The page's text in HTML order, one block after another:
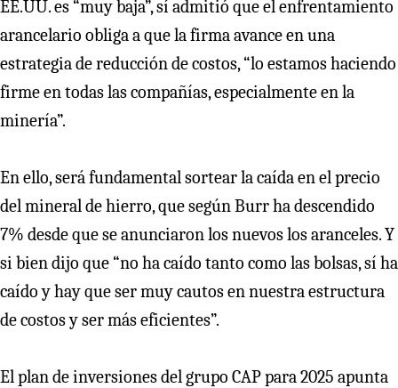
EE.UU. es “muy baja”, sí admitió que el enfrentamiento
arancelario obliga a que la firma avance en una
estrategia de reducción de costos, “lo estamos haciendo
firme en todas las compañías, especialmente en la
minería”.
En ello, será fundamental sortear la caída en el precio
del mineral de hierro, que según Burr ha descendido
7% desde que se anunciaron los nuevos los aranceles. Y
si bien dijo que “no ha caído tanto como las bolsas, sí ha
caído y hay que ser muy cautos en nuestra estructura
de costos y ser más eficientes”.
El plan de inversiones del grupo CAP para 2025 apunta